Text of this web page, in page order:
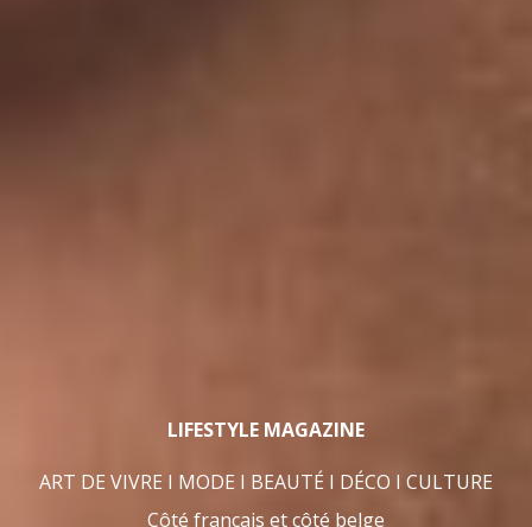
LIFESTYLE MAGAZINE
ART DE VIVRE I MODE I BEAUTÉ I DÉCO I CULTURE
Côté français et côté belge